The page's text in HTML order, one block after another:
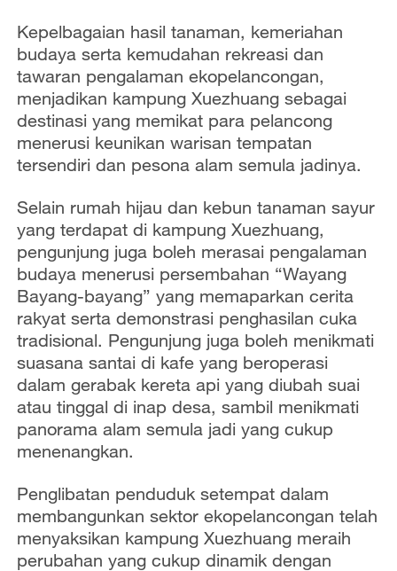
Kepelbagaian hasil tanaman, kemeriahan
budaya serta kemudahan rekreasi dan
tawaran pengalaman ekopelancongan,
menjadikan kampung Xuezhuang sebagai
destinasi yang memikat para pelancong
menerusi keunikan warisan tempatan
tersendiri dan pesona alam semula jadinya.
Selain rumah hijau dan kebun tanaman sayur
yang terdapat di kampung Xuezhuang,
pengunjung juga boleh merasai pengalaman
budaya menerusi persembahan “Wayang
Bayang-bayang” yang memaparkan cerita
rakyat serta demonstrasi penghasilan cuka
tradisional. Pengunjung juga boleh menikmati
suasana santai di kafe yang beroperasi
dalam gerabak kereta api yang diubah suai
atau tinggal di inap desa, sambil menikmati
panorama alam semula jadi yang cukup
menenangkan.
Penglibatan penduduk setempat dalam
membangunkan sektor ekopelancongan telah
menyaksikan kampung Xuezhuang meraih
perubahan yang cukup dinamik dengan